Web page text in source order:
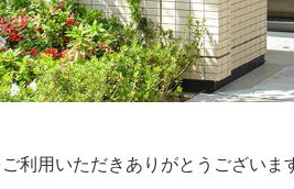
利用いただきありがとうございま